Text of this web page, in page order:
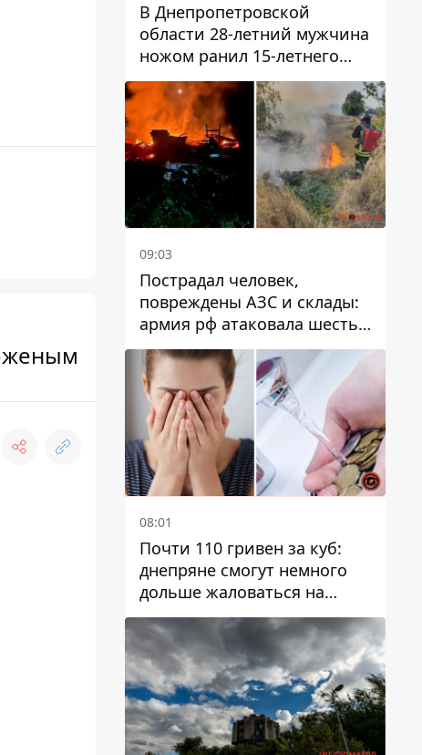
В Днепропетровской
области 28-летний мужчина
ножом ранил 15-летнего
парня
09:03
Пострадал человек,
повреждены АЗС и склады:
армия рф атаковала шесть
районов Днепропетровской
области
08:01
Почти 110 гривен за куб:
днепряне смогут немного
дольше жаловаться на
запланированные тарифы
на воду на 2027 год